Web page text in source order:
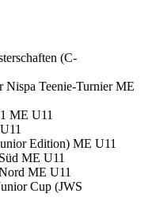
(C-
Nispa Teenie-Turnier ME
ME U11
Edition) ME U11
ME U11
ME U11
Cup (JWS